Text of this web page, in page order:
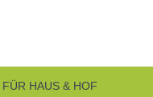
FÜR HAUS & HOF